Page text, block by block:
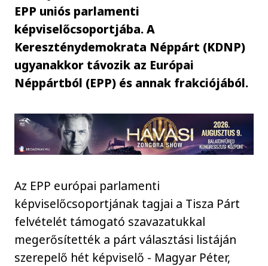
EPP uniós parlamenti
képviselőcsoportjába. A
Kereszténydemokrata Néppárt (KDNP)
ugyanakkor távozik az Európai
Néppártból (EPP) és annak frakciójából.
Az EPP európai parlamenti
képviselőcsoportjának tagjai a Tisza Párt
felvételét támogató szavazatukkal
megerősítették a párt választási listáján
szerepelő hét képviselő - Magyar Péter,